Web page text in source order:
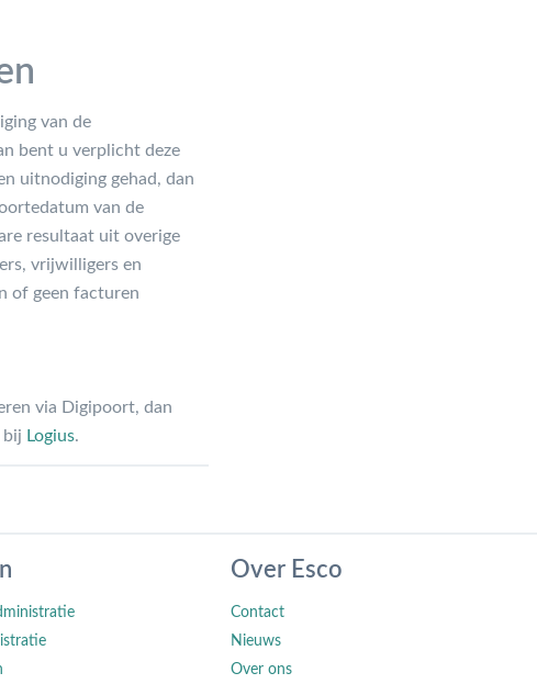
van de
bent u verplicht deze
uitnodiging gehad, dan
van de
resultaat uit overige
vrijwilligers en
of geen facturen
via Digipoort, dan
bij Logius.
Over Esco
Contact
Nieuws
Over ons